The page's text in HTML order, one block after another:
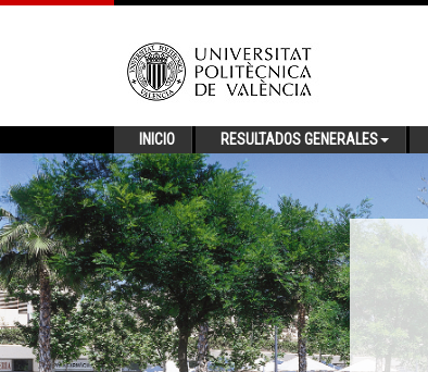
INICIO RESULTADOS GENERALES